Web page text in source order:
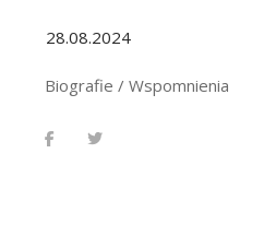
28.08.2024
Biografie / Wspomnienia